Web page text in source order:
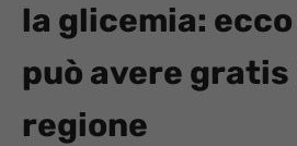
la glicemia:
può avere gratis
regione